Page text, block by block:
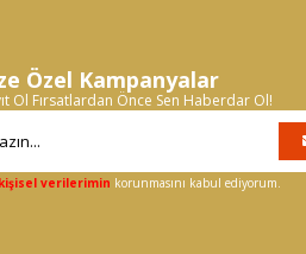
Özel Kampanyalar
Ol Fırsatlardan Önce Sen Haberdar Ol!
kişisel verilerimin korunmasını kabul ediyorum.